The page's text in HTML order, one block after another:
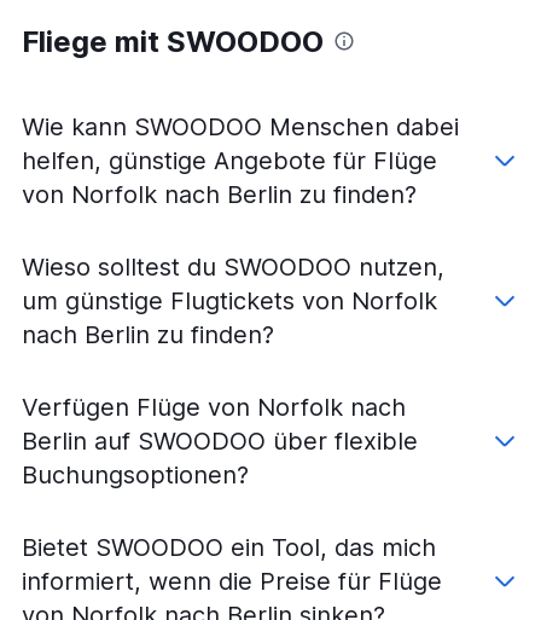
Düsseldorf
Flüge von Washington-Dulles International nach
Flüge von Washington Ronald Reagan nach Düsseldorf
Flüge von Washington Ronald Reagan nach Hamburg
Flüge von Raleigh nach München
Flüge von Norfolk nach Frankfurt am Main
Flüge von Washington-Dulles International nach
Stuttgart
Flüge von Richmond nach Frankfurt am Main
Flüge von Washington Ronald Reagan nach Stuttgart
Flüge von Washington-Dulles International nach Köln
Flüge von Richmond nach München
Flüge von Raleigh nach Stuttgart
Flüge von Greensboro nach Düsseldorf
Fliege mit SWOODOO
Wie kann SWOODOO Menschen dabei
helfen, günstige Angebote für Flüge
von Norfolk nach Berlin zu finden?
Wieso solltest du SWOODOO nutzen,
um günstige Flugtickets von Norfolk
nach Berlin zu finden?
Verfügen Flüge von Norfolk nach
Berlin auf SWOODOO über flexible
Buchungsoptionen?
Bietet SWOODOO ein Tool, das mich
informiert, wenn die Preise für Flüge